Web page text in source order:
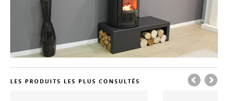
LES PRODUITS LES PLUS CONSULTÉS